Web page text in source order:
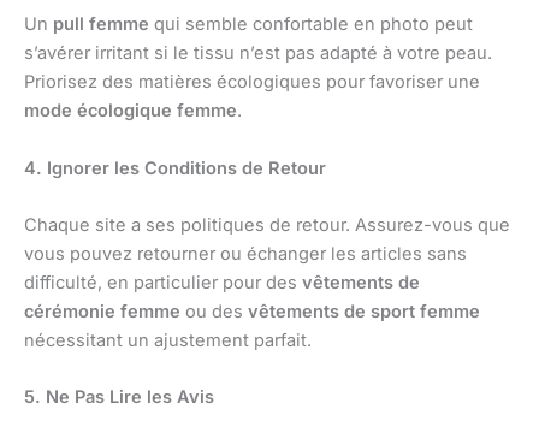
Un pull femme qui semble confortable en photo peut
s’avérer irritant si le tissu n’est pas adapté à votre peau.
Priorisez des matières écologiques pour favoriser une
mode écologique femme.
4. Ignorer les Conditions de Retour
Chaque site a ses politiques de retour. Assurez-vous que
vous pouvez retourner ou échanger les articles sans
difficulté, en particulier pour des vêtements de
cérémonie femme ou des vêtements de sport femme
nécessitant un ajustement parfait.
5. Ne Pas Lire les Avis